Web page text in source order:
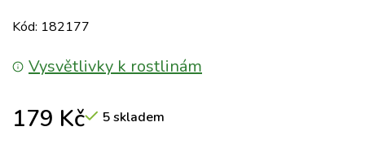
Kód: 182177
Vysvětlivky k rostlinám
179 Kč 5 skladem